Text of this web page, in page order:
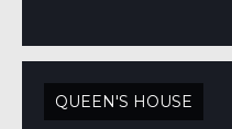
QUEEN'S HOUSE